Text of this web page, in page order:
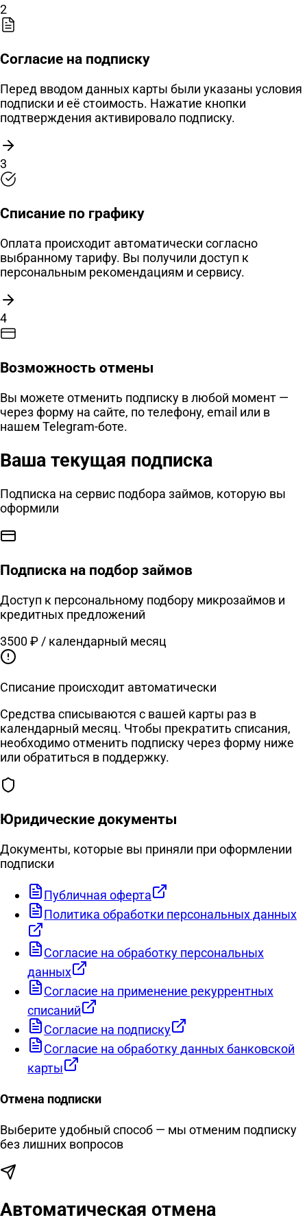
2
Согласие на подписку
Перед вводом данных карты были указаны условия
подписки и её стоимость. Нажатие кнопки
подтверждения активировало подписку.
3
Списание по графику
Оплата происходит автоматически согласно
выбранному тарифу. Вы получили доступ к
персональным рекомендациям и сервису.
4
Возможность отмены
Вы можете отменить подписку в любой момент —
через форму на сайте, по телефону, email или в
нашем Telegram-боте.
Ваша текущая подписка
Подписка на сервис подбора займов, которую вы
оформили
Подписка на подбор займов
Доступ к персональному подбору микрозаймов и
кредитных предложений
3500 ₽/ календарный месяц
Списание происходит автоматически
Средства списываются с вашей карты раз в
календарный месяц. Чтобы прекратить списания,
необходимо отменить подписку через форму ниже
или обратиться в поддержку.
Юридические документы
Документы, которые вы приняли при оформлении
подписки
Публичная оферта
Политика обработки персональных данных
Согласие на обработку персональных
данных
Согласие на применение рекуррентных
списаний
Согласие на подписку
Согласие на обработку данных банковской
карты
Отмена подписки
Выберите удобный способ — мы отменим подписку
без лишних вопросов
Автоматическая отмена